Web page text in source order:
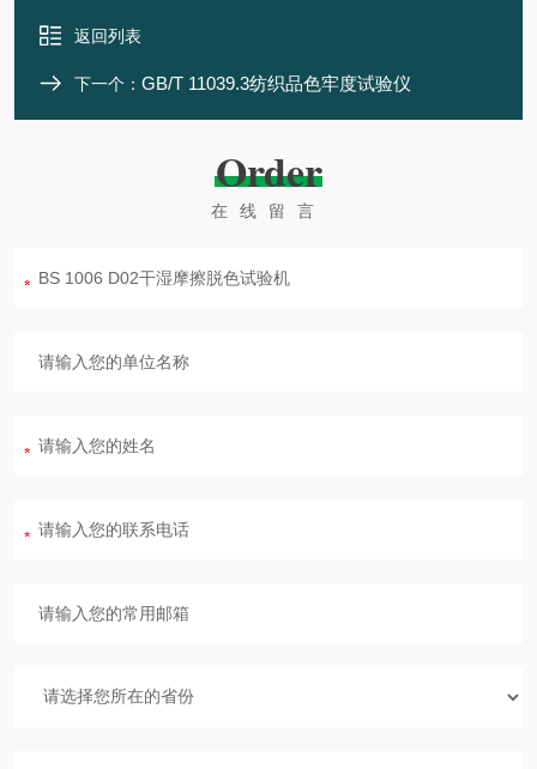
返回列表
下一个： GB/T 11039.3纺织品色牢度试验仪
Order
在线留言